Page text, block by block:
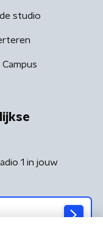
studio
Campus
1 in jouw